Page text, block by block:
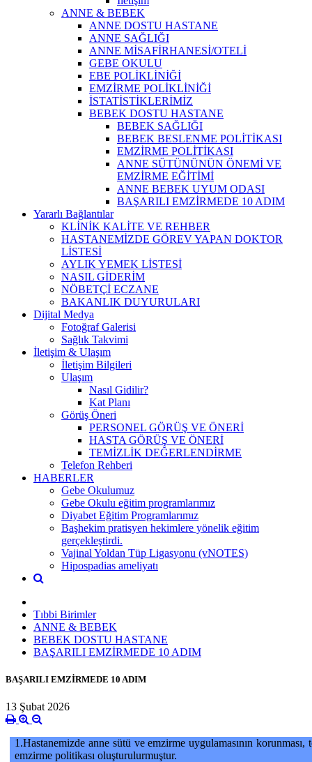
ANNE & BEBEK
ANNE DOSTU HASTANE
ANNE SAĞLIĞI
ANNE MİSAFİRHANESİ/OTELİ
GEBE OKULU
EBE POLİKLİNİĞİ
EMZİRME POLİKLİNİĞİ
İSTATİSTİKLERİMİZ
BEBEK DOSTU HASTANE
BEBEK SAĞLIĞI
BEBEK BESLENME POLİTİKASI
EMZİRME POLİTİKASI
ANNE SÜTÜNÜNÜN ÖNEMİ VE
EMZİRME EĞİTİMİ
ANNE BEBEK UYUM ODASI
BAŞARILI EMZİRMEDE 10 ADIM
Yararlı Bağlantılar
KLİNİK KALİTE VE REHBER
HASTANEMİZDE GÖREV YAPAN DOKTOR
LİSTESİ
AYLIK YEMEK LİSTESİ
NASIL GİDERİM
NÖBETÇİ ECZANE
BAKANLIK DUYURULARI
Dijital Medya
Fotoğraf Galerisi
Sağlık Takvimi
İletişim & Ulaşım
İletişim Bilgileri
Ulaşım
Nasıl Gidilir?
Kat Planı
Görüş Öneri
PERSONEL GÖRÜŞ VE ÖNERİ
HASTA GÖRÜŞ VE ÖNERİ
TEMİZLİK DEĞERLENDİRME
Telefon Rehberi
HABERLER
Gebe Okulumuz
Gebe Okulu eğitim programlarımız
Diyabet Eğitim Programlarımız
Başhekim pratisyen hekimlere yönelik eğitim
gerçekleştirdi.
Vajinal Yoldan Tüp Ligasyonu (vNOTES)
Hipospadias ameliyatı
Tıbbi Birimler
ANNE & BEBEK
BEBEK DOSTU HASTANE
BAŞARILI EMZİRMEDE 10 ADIM
BAŞARILI EMZİRMEDE 10 ADIM
13 Şubat 2026
1.Hastanemizde anne sütü ve emzirme uygulamasının
emzirme politikası oluşturulurmuştur.